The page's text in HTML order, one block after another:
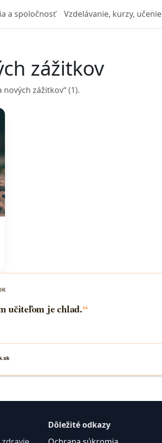
a spoločnosť Vzdelávanie, kurzy, učenie
zážitkov
zážitkov“ (1).
Dôležité odkazy